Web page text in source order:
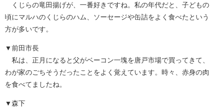
くじらの竜田揚げが、一番好きですね。私の年代だと、子どもの
頃にマルハのくじらのハム、ソーセージや缶詰をよく食べたという
方が多いです。
▼前田市長
私は、正月になると父がベーコン一塊を唐戸市場で買ってきて、
わが家のごちそうだったことをよく覚えています。時々、赤身の肉
を食べてましたね。
▼森下